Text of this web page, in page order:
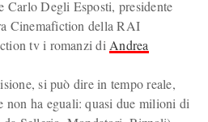
Carlo Degli Esposti, presidente
Cinemafiction della RAI
tv i romanzi di Andrea
si può dire in tempo reale,
non ha eguali: quasi due milioni di